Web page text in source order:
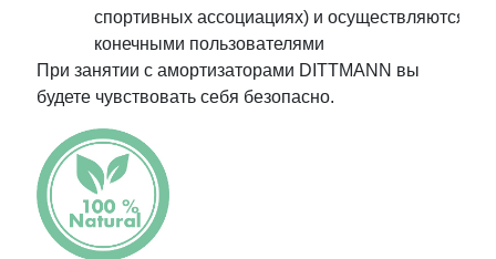
спортивных ассоциациях) и осуществляются
конечными пользователями
При занятии с амортизаторами DITTMANN вы
будете чувствовать себя безопасно.